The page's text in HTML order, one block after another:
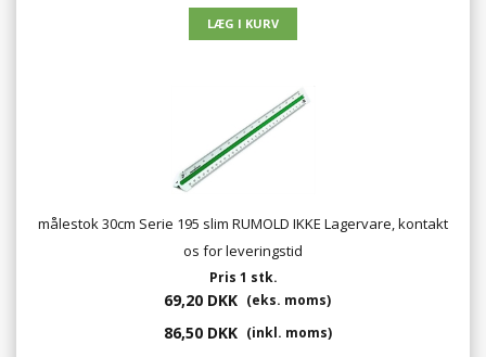
målestok 30cm Serie 195 slim RUMOLD IKKE Lagervare, kontakt
os for leveringstid
Pris 1 stk.
69,20 DKK (eks. moms)
86,50 DKK (inkl. moms)